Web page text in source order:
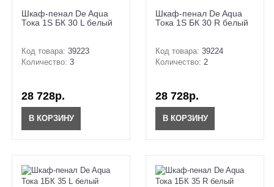
Шкаф-пенал De Aqua
Тока 1S БК 30 L белый
Код товара: 39223
Количество: 3
28 728р.
В КОРЗИНУ
Шкаф-пенал De Aqua
Тока 1S БК 30 R белый
Код товара: 39224
Количество: 2
28 728р.
В КОРЗИНУ